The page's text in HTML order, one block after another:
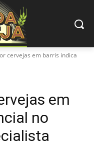
cervejas em barris indica
em
no